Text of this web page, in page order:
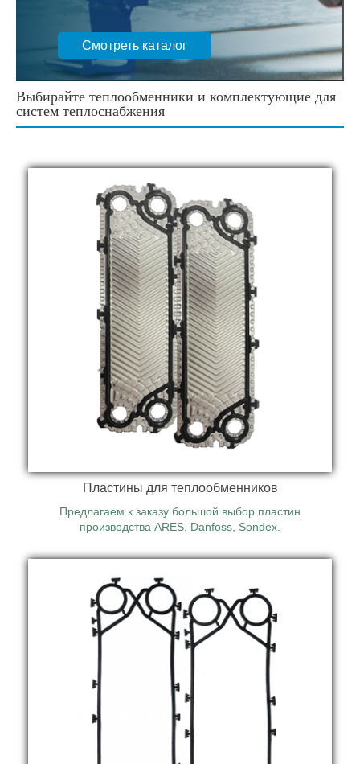
Смотреть каталог
Выбирайте теплообменники и комплектующие для
систем теплоснабжения
производства ARES, Danfoss, Sondex, Alfa Laval,
Funke, APV, Tranter, Gea, Schmidt.
Пластины для теплообменников
Предлагаем к заказу большой выбор пластин
производства ARES, Danfoss, Sondex.
Реализуем оригинальные уплотнения ARES,
Danfoss, Sondex, Alfa Laval, Funke, APV, Tranter,
Gea, Schmidt для пластин теплообменников.